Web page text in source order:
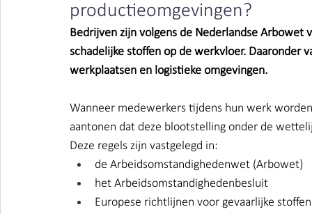
productieomgevingen?
Bedrijven zijn volgens de Nederlandse
schadelijke stoffen op de werkvloer.
werkplaatsen en logistieke omgevingen.
Wanneer medewerkers tijdens hun werk
aantonen dat deze blootstelling onder de
Deze regels zijn vastgelegd in:
de Arbeidsomstandighedenwet (Arbowet)
het Arbeidsomstandighedenbesluit
Europese richtlijnen voor gevaarlijke stoffen